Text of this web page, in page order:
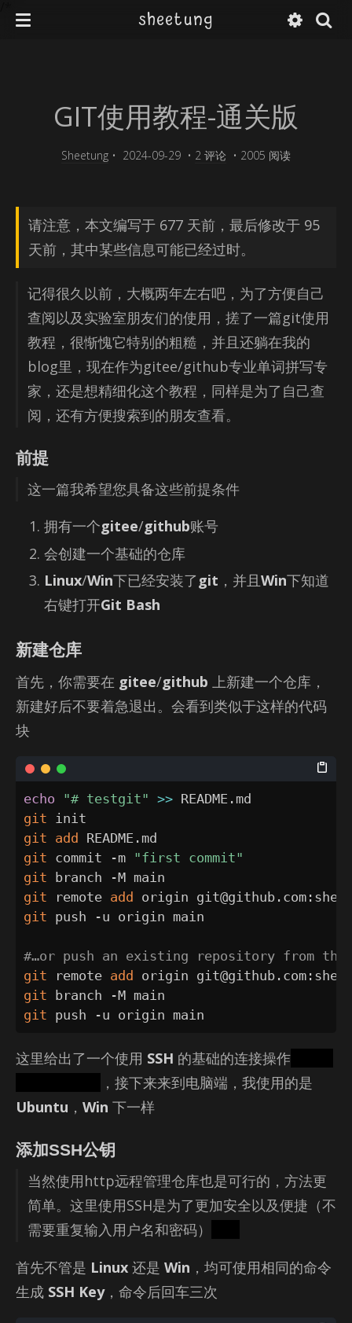
sheetung
GIT使用教程-通关版
Sheetung • 2024-09-29 • 2 评论 • 2005 阅读
请注意，本文编写于 677 天前，最后修改于 95
天前，其中某些信息可能已经过时。
记得很久以前，大概两年左右吧，为了方便自己
查阅以及实验室朋友们的使用，搓了一篇git使用
教程，很惭愧它特别的粗糙，并且还躺在我的
blog里，现在作为gi­tee/​github专业单词拼写专
家，还是想精细化这个教程，同样是为了自己查
阅，还有方便搜索到的朋友查看。
前提
这一篇我希望您具备这些前提条件
拥有一个gitee/github账号
会创建一个基础的仓库
Linux/Win下已经安装了git ，并且Win下知道
右键打开Git Bash
新建仓库
首先，你需要在 gitee/github 上新建一个仓库，
新建好后不要着急退出。会看到类似于这样的代码
块
echo "# testgit" >>
git
git add
git commit -m "first commit"
git
git remote add
git push -u origin main
#…or push an existing repository from the
git remote add
git
git push -u origin main
这里给出了一个使用 SSH 的基础的连接操作
，接下来来到电脑端，我使用的是
Ubuntu ， Win 下一样
添加SSH公钥
当然使用http远程管理仓库也是可行的，方法更
简单。这里使用SSH是为了更加安全以及便捷（不
需要重复输入用户名和密码）
首先不管是 Linux 还是 Win ，均可使用相同的命令
生成 SSH Key，命令后回车三次